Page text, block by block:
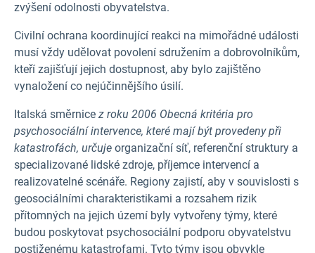
zvýšení odolnosti obyvatelstva.
Civilní ochrana koordinující reakci na mimořádné události
musí vždy udělovat povolení sdružením a dobrovolníkům,
kteří zajišťují jejich dostupnost, aby bylo zajištěno
vynaložení co nejúčinnějšího úsilí.
Italská směrnice z roku 2006 Obecná kritéria pro
psychosociální intervence, které mají být provedeny při
katastrofách, určuje organizační síť, referenční struktury a
specializované lidské zdroje, příjemce intervencí a
realizovatelné scénáře. Regiony zajistí, aby v souvislosti s
geosociálními charakteristikami a rozsahem rizik
přítomných na jejich území byly vytvořeny týmy, které
budou poskytovat psychosociální podporu obyvatelstvu
postiženému katastrofami. Tyto týmy jsou obvykle